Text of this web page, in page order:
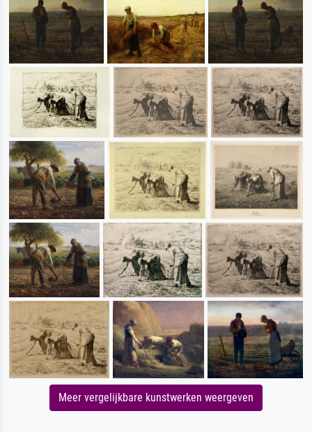
Meer vergelijkbare kunstwerken weergeven